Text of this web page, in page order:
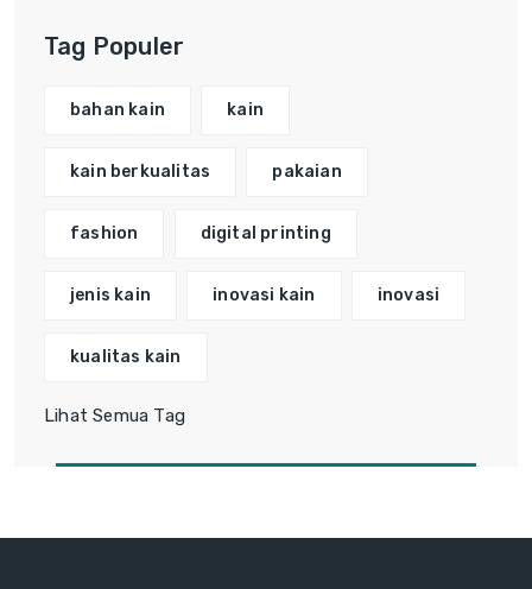
Tag Populer
bahan kain kain
kain berkualitas pakaian
fashion digital printing
jenis kain inovasi kain inovasi
kualitas kain
Lihat Semua Tag